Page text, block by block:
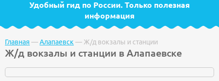
Удобный гид по России. Только полезная
информация
Главная —Алапаевск — Ж/д вокзалы и станции
Ж/д вокзалы и станции в Алапаевске